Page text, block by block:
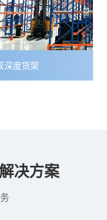
窄巷道货架
决方案